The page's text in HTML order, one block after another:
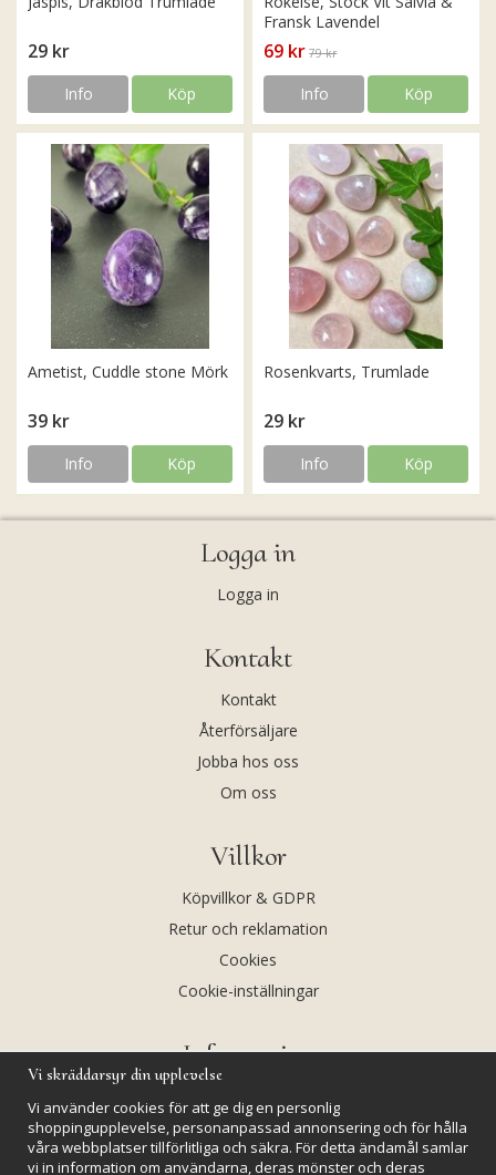
29 kr
Info Köp
Fransk Lavendel
69 kr 79 kr
Info Köp
Ametist, Cuddle stone Mörk
39 kr
Info Köp
Rosenkvarts, Trumlade
29 kr
Info Köp
Logga in
Logga in
Kontakt
Kontakt
Återförsäljare
Jobba hos oss
Om oss
Villkor
Köpvillkor & GDPR
Retur och reklamation
Cookies
Cookie-inställningar
Information
Kalendarium
Nyheter
Vi skräddarsyr din upplevelse
Vi använder cookies för att ge dig en personlig
shoppingupplevelse, personanpassad annonsering och för hålla
våra webbplatser tillförlitliga och säkra. För detta ändamål samlar
vi in information om användarna, deras mönster och deras